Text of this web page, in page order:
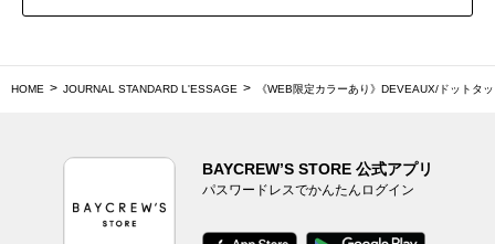
HOME JOURNAL STANDARD L'ESSAGE 《WEB限定カラーあり》DEVEAUX/ドットタ
BAYCREW’S STORE 公式アプリ
パスワードレスでかんたんログイン